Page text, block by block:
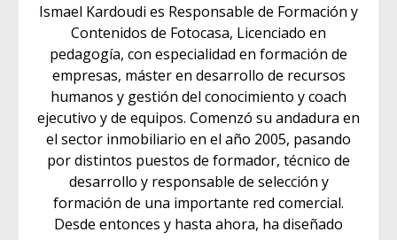
Ismael Kardoudi es Responsable de Formación y
Contenidos de Fotocasa, Licenciado en
pedagogía, con especialidad en formación de
empresas, máster en desarrollo de recursos
humanos y gestión del conocimiento y coach
ejecutivo y de equipos. Comenzó su andadura en
el sector inmobiliario en el año 2005, pasando
por distintos puestos de formador, técnico de
desarrollo y responsable de selección y
formación de una importante red comercial.
Desde entonces y hasta ahora, ha diseñado